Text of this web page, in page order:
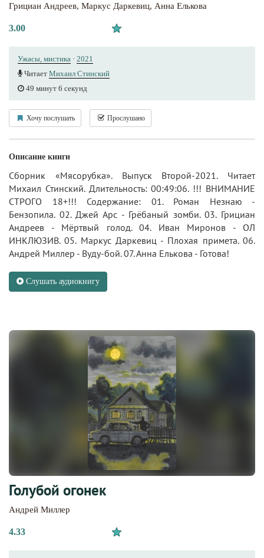
Грициан Андреев, Маркус Даркевиц, Анна Елькова
3.00
Ужасы, мистика · 2021
Читает Михаил Стинский
49 минут 6 секунд
Хочу послушать Прослушано
Описание книги
Сборник «Мясорубка». Выпуск Второй-2021. Читает
Михаил Стинский. Длительность: 00:49:06. !!! ВНИМАНИЕ
СТРОГО 18+!!! Содержание: 01. Роман Незнаю -
Бензопила. 02. Джей Арс - Грёбаный зомби. 03. Грициан
Андреев - Мёртвый голод. 04. Иван Миронов - ОЛ
ИНКЛЮЗИВ. 05. Маркус Даркевиц - Плохая примета. 06.
Андрей Миллер - Вуду-бой. 07. Анна Елькова - Готова!
Слушать аудиокнигу
Голубой огонек
Андрей Миллер
4.33